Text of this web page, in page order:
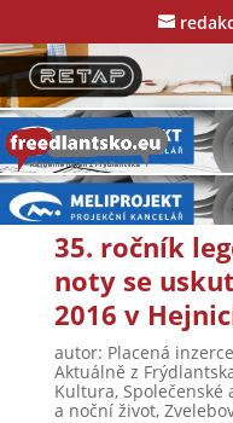
35. ročník
noty se
2016 v
autor: Placená inzerce
Aktuálně z
Kultura, Společenské
a noční život,